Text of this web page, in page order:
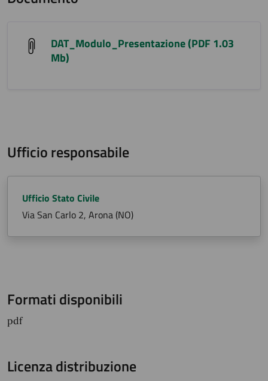
DAT_Modulo_Presentazione (PDF 1.03
Mb)
Ufficio responsabile
Ufficio Stato Civile
Via San Carlo 2, Arona (NO)
Formati disponibili
pdf
Licenza distribuzione